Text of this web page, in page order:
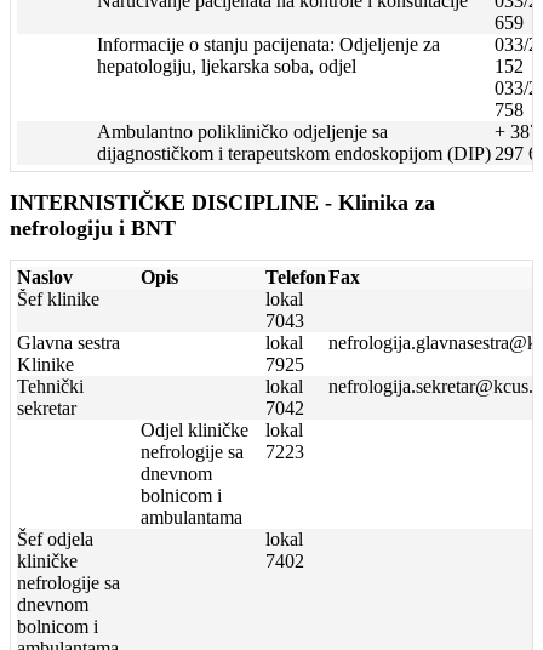
659
Informacije o stanju pacijenata: Odjeljenje za
hepatologiju, ljekarska soba, odjel
033/
152
033/
758
Ambulantno polikliničko odjeljenje sa
dijagnostičkom i terapeutskom endoskopijom (DIP)
+ 387
297
INTERNISTIČKE DISCIPLINE - Klinika za
nefrologiju i BNT
Naslov Opis TelefonFax
Šef klinike
lokal
7043
Glavna sestra
Klinike
lokal
7925
Tehnički
sekretar
lokal
7042
Odjel kliničke
nefrologije sa
dnevnom
bolnicom i
ambulantama
lokal
7223
Šef odjela
kliničke
nefrologije sa
dnevnom
bolnicom i
lokal
7402